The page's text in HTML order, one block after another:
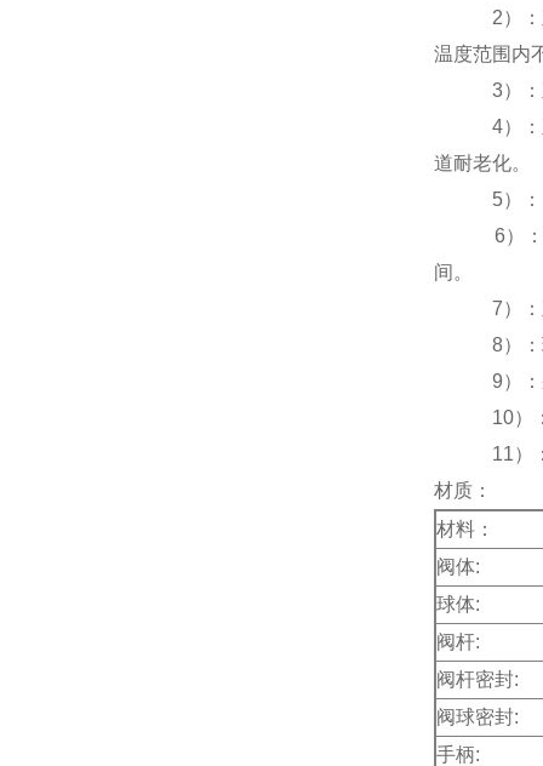
2）：直埋
温度范围内
3）：直埋
4）：直埋
道耐老化。
5）：密
6）：直
间。
7）：直
8）：球
9）：采
10）：与
11）：直
材质：
材料：
阀体:
球体:
阀杆:
阀杆密封:
阀球密封:
手柄: